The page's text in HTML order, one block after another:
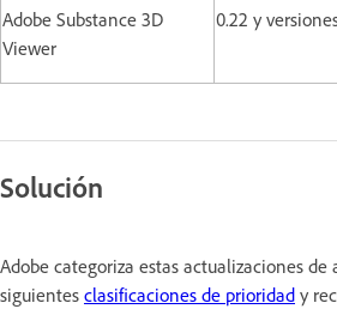
Adobe Substance 3D
Viewer
0.22 y
Solución
Adobe categoriza estas actualizaciones de
siguientes clasificaciones de prioridad y